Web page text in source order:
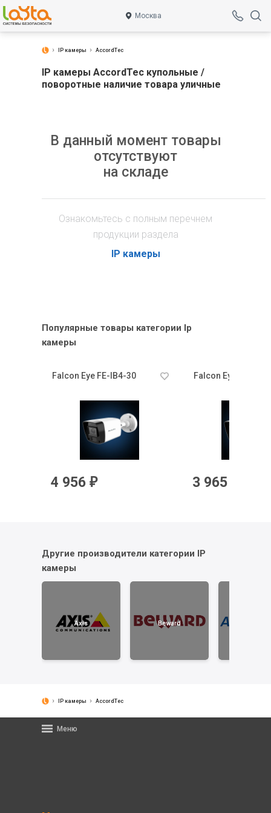
Москва
IP камеры AccordTec
IP камеры AccordTec купольные /
поворотные наличие товара уличные
В данный момент товары
отсутствуют
на складе
Ознакомьтесь с полным перечнем
продукции раздела
IP камеры
Популярные товары категории Ip
камеры
Falcon Eye FE-IB4-30
4 956 ₽
Falcon Eye FE-IB2-
3 965
Другие производители категории IP
камеры
Axis Beward
IP камеры AccordTec
Меню